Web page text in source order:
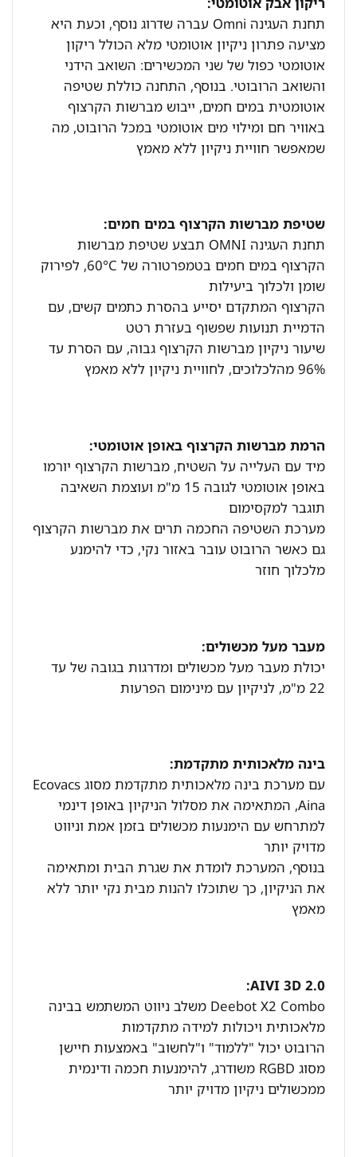
תחנת העגינה Omni עברה שדרוג נוסף, וכעת היא
מציעה פתרון ניקיון אוטומטי מלא הכולל ריקון
אוטומטי כפול של שני המכשירים: השואב הידני
והשואב הרובוטי. בנוסף, התחנה כוללת שטיפה
אוטומטית במים חמים, ייבוש מברשות הקרצוף
באוויר חם ומילוי מים אוטומטי במכל הרובוט, מה
שמאפשר חוויית ניקיון ללא מאמץ
שטיפת מברשות הקרצוף במים חמים:
תחנת העגינה OMNI תבצע שטיפת מברשות
הקרצוף במים חמים בטמפרטורה של 60°C, לפירוק
שומן ולכלוך ביעילות
הקרצוף המתקדם יסייע בהסרת כתמים קשים, עם
הדמיית תנועות שפשוף בעזרת רטט
שיעור ניקיון מברשות הקרצוף גבוה, עם הסרת עד
96% מהלכלוכים, לחוויית ניקיון ללא מאמץ
הרמת מברשות הקרצוף באופן אוטומטי:
מיד עם העלייה על השטיח, מברשות הקרצוף יורמו
באופן אוטומטי לגובה 15 מ"מ ועוצמת השאיבה
תוגבר למקסימום
מערכת השטיפה החכמה תרים את מברשות הקרצוף
גם כאשר הרובוט עובר באזור נקי, כדי להימנע
מלכלוך חוזר
מעבר מעל מכשולים:
יכולת מעבר מעל מכשולים ומדרגות בגובה של עד
22 מ"מ, לניקיון עם מינימום הפרעות
בינה מלאכותית מתקדמת:
עם מערכת בינה מלאכותית מתקדמת מסוג Ecovacs
Aina, המתאימה את מסלול הניקיון באופן דינמי
למתרחש עם הימנעות מכשולים בזמן אמת וניווט
מדויק יותר
בנוסף, המערכת לומדת את שגרת הבית ומתאימה
את הניקיון, כך שתוכלו להנות מבית נקי יותר ללא
מאמץ
AIVI 3D 2.0:
Deebot X2 Combo משלב ניווט המשתמש בבינה
מלאכותית ויכולות למידה מתקדמות
הרובוט יכול "ללמוד" ו"לחשוב" באמצעות חיישן
מסוג RGBD משודרג, להימנעות חכמה ודינמית
ממכשולים ניקיון מדויק יותר